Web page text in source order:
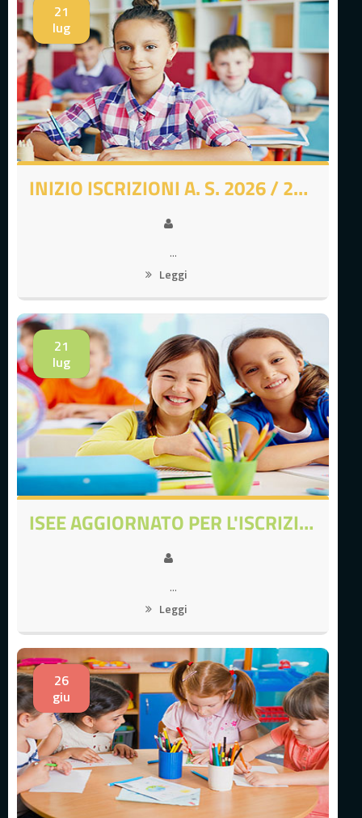
21
lug
INIZIO ISCRIZIONI A. S. 2026 / 2027
...
Leggi
21
lug
ISEE AGGIORNATO PER L'ISCRIZIONE O RINNOVO
...
Leggi
26
giu